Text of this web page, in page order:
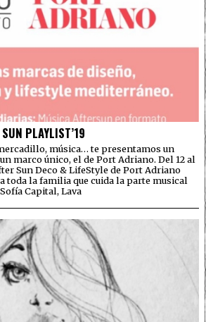
PLAYLIST’19
música… te presentamos un
marco único, el de Port Adriano. Del 12 al
Sun Deco & LifeStyle de Port Adriano
toda la familia que cuida la parte musical
Capital, Lava